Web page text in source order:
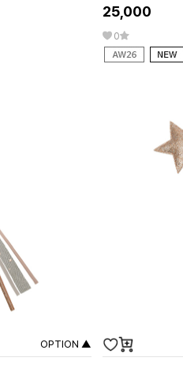
25,000
0
OPTION ▲